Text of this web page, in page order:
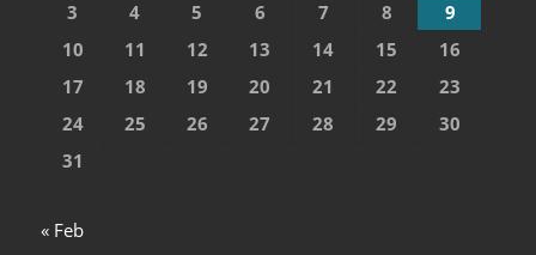
3
4 5 6 7 8
9
10
11 12 13 14 15
16
17
18 19 20 21 22
23
24
25 26 27 28 29
30
31
« Feb